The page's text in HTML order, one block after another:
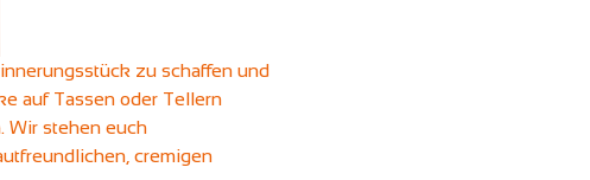
zu schaffen und
auf Tassen oder Tellern
Wir stehen euch
cremigen